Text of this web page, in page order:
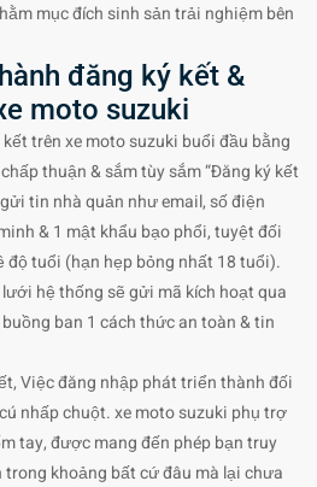
mục đích sinh sản trải nghiệm bên
đăng ký kết &
moto suzuki
trên xe moto suzuki buổi đầu bằng
thuận & sắm tùy sắm “Đăng ký kết
tin nhà quản như email, số điện
& 1 mật khẩu bạo phổi, tuyệt đối
tuổi (hạn hẹp bỏng nhất 18 tuổi).
hệ thống sẽ gửi mã kích hoạt qua
ban 1 cách thức an toàn & tin
Việc đăng nhập phát triển thành đối
nhấp chuột. xe moto suzuki phụ trợ
tay, được mang đến phép bạn truy
khoảng bất cứ đâu mà lại chưa